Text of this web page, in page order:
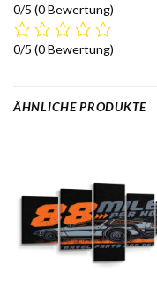
0/5 (0 Bewertung)
0/5 (0 Bewertung)
ÄHNLICHE PRODUKTE